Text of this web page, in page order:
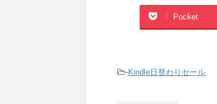
Pocket
-Kindle日替わりセール